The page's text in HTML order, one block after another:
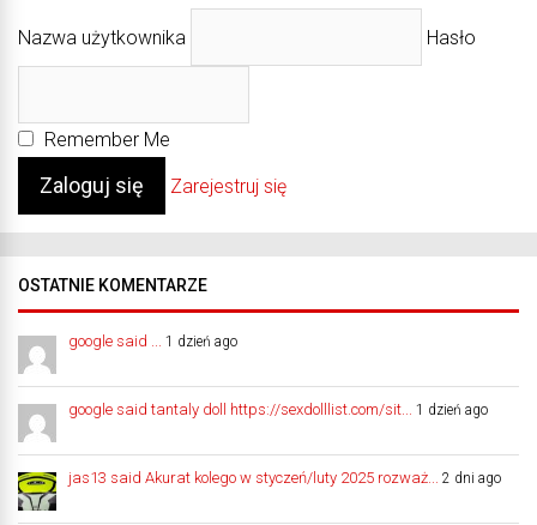
Nazwa użytkownika Hasło
Remember Me
Zarejestruj się
OSTATNIE KOMENTARZE
google said ... 1 dzień ago
google said tantaly doll https://sexdolllist.com/sit... 1 dzień ago
jas13 said Akurat kolego w styczeń/luty 2025 rozważ... 2 dni ago